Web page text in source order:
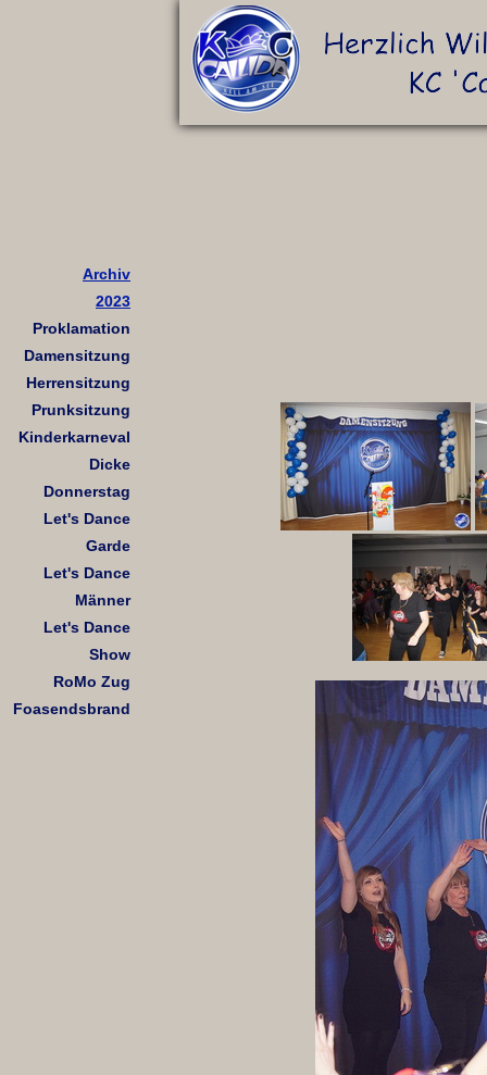
Archiv
2023
Proklamation
Damensitzung
Herrensitzung
Prunksitzung
Kinderkarneval
Dicke
Donnerstag
Let's Dance
Garde
Let's Dance
Männer
Let's Dance
Show
RoMo Zug
Foasendsbrand